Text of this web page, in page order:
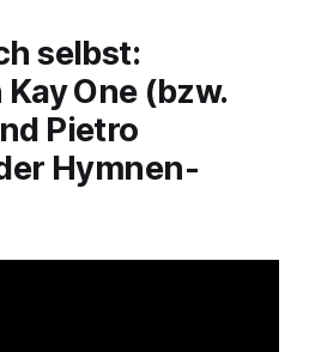
selbst:
One (bzw.
Pietro
Hymnen-